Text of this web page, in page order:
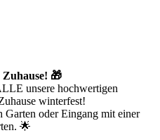
Zuhause! 🎁
unsere hochwertigen
winterfest!
Garten oder Eingang mit einer
🌟